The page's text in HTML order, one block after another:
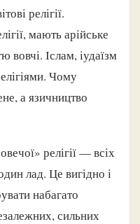
релігії.
мають арійське
вовчі. Іслам, іудаїзм
Чому
а язичництво
релігії — всіх
лад. Це вигідно і
набагато
сильних